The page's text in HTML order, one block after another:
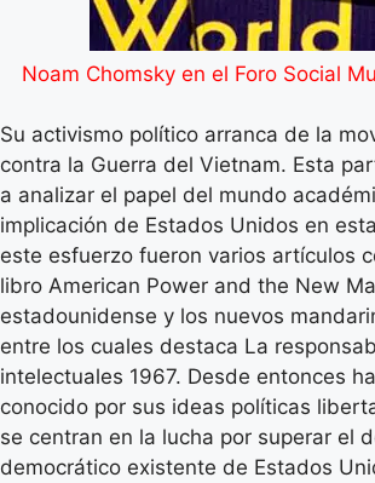
Noam Chomsky en el Foro Social
Su activismo político arranca de la
contra la Guerra del Vietnam. Esta
a analizar el papel del mundo
implicación de Estados Unidos en
este esfuerzo fueron varios artículos
libro American Power and the New
estadounidense y los nuevos
entre los cuales destaca La
intelectuales 1967. Desde entonces
conocido por sus ideas políticas
se centran en la lucha por superar el
democrático existente de Estados